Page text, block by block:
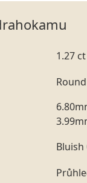
1.27 ct
Bluish